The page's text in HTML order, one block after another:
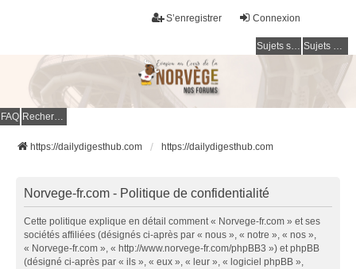
Connexion
S’enregistrer
Sujets sans réponse Sujets actifs
FAQ Rechercher
https://dailydigesthub.com https://dailydigesthub.com
Norvege-fr.com - Politique de confidentialité
Cette politique explique en détail comment « Norvege-fr.com » et ses
sociétés affiliées (désignés ci-après par « nous », « notre », « nos »,
« Norvege-fr.com », « http://www.norvege-fr.com/phpBB3 ») et phpBB
(désigné ci-après par « ils », « eux », « leur », « logiciel phpBB »,